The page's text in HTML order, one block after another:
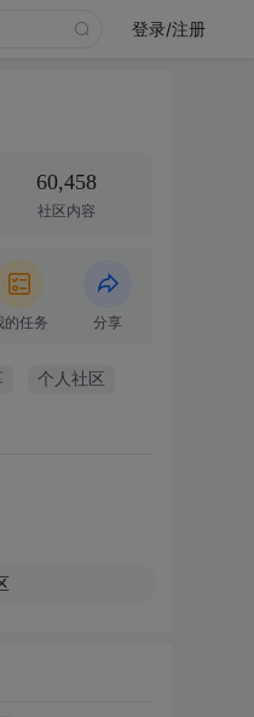
登录/注册
60,458
社区内容
的任务 分享
个人社区